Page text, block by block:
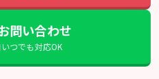
問い合わせ
つでも対応OK